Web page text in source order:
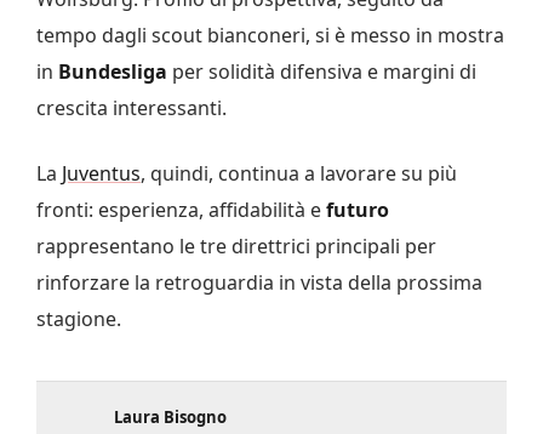
tempo dagli scout bianconeri, si è messo in mostra
in Bundesliga per solidità difensiva e margini di
crescita interessanti.
La Juventus, quindi, continua a lavorare su più
fronti: esperienza, affidabilità efuturo
rappresentano le tre direttrici principali per
rinforzare la retroguardia in vista della prossima
stagione.
Laura Bisogno